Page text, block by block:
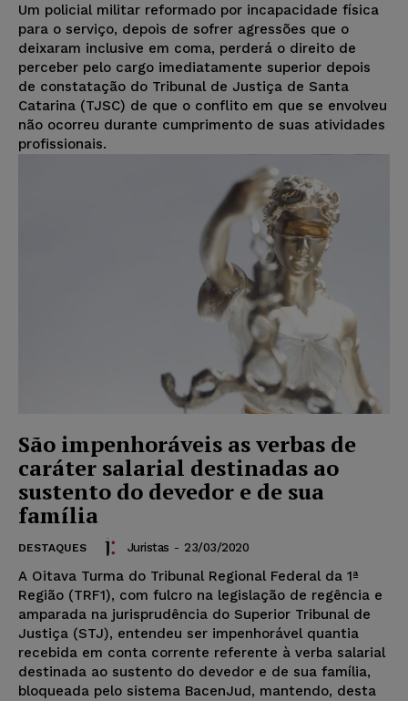
Um policial militar reformado por incapacidade física
para o serviço, depois de sofrer agressões que o
deixaram inclusive em coma, perderá o direito de
perceber pelo cargo imediatamente superior depois
de constatação do Tribunal de Justiça de Santa
Catarina (TJSC) de que o conflito em que se envolveu
não ocorreu durante cumprimento de suas atividades
profissionais.
São impenhoráveis as verbas de
caráter salarial destinadas ao
sustento do devedor e de sua
família
DESTAQUES Juristas - 23/03/2020
A Oitava Turma do Tribunal Regional Federal da 1ª
Região (TRF1), com fulcro na legislação de regência e
amparada na jurisprudência do Superior Tribunal de
Justiça (STJ), entendeu ser impenhorável quantia
recebida em conta corrente referente à verba salarial
destinada ao sustento do devedor e de sua família,
bloqueada pelo sistema BacenJud, mantendo, desta